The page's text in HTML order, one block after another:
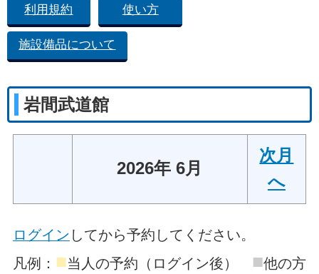
利用規約 使い方
施設備品について
岩間武道館
2026年 6月
次月
へ
ログイン してから予約してください。
凡例： ■当人の予約（ログイン後） ■他の方